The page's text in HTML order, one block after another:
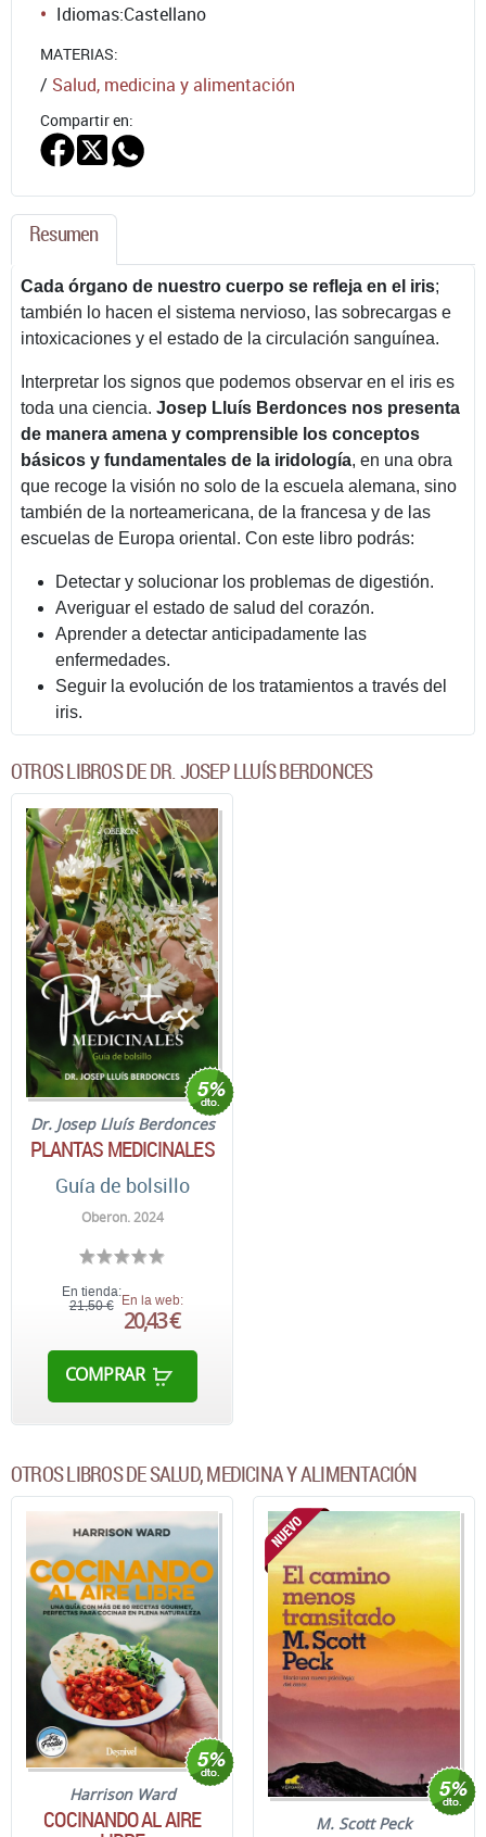
Idiomas:Castellano
MATERIAS:
/ Salud, medicina y alimentación
Compartir en:
Resumen
Cada órgano de nuestro cuerpo se refleja en el iris;
también lo hacen el sistema nervioso, las sobrecargas e
intoxicaciones y el estado de la circulación sanguínea.
Interpretar los signos que podemos observar en el iris es
toda una ciencia. Josep Lluís Berdonces nos presenta
de manera amena y comprensible los conceptos
básicos y fundamentales de la iridología, en una obra
que recoge la visión no solo de la escuela alemana, sino
también de la norteamericana, de la francesa y de las
escuelas de Europa oriental. Con este libro podrás:
Detectar y solucionar los problemas de digestión.
Averiguar el estado de salud del corazón.
Aprender a detectar anticipadamente las
enfermedades.
Seguir la evolución de los tratamientos a través del
iris.
OTROS LIBROS DE DR. JOSEP LLUÍS BERDONCES
Dr. Josep Lluís Berdonces
PLANTAS MEDICINALES
Guía de bolsillo
Oberon. 2024
En tienda:
21,50 € En la web:
20,43 €
COMPRAR
OTROS LIBROS DE SALUD, MEDICINA Y ALIMENTACIÓN
Harrison Ward
COCINANDO AL AIRE M. Scott Peck